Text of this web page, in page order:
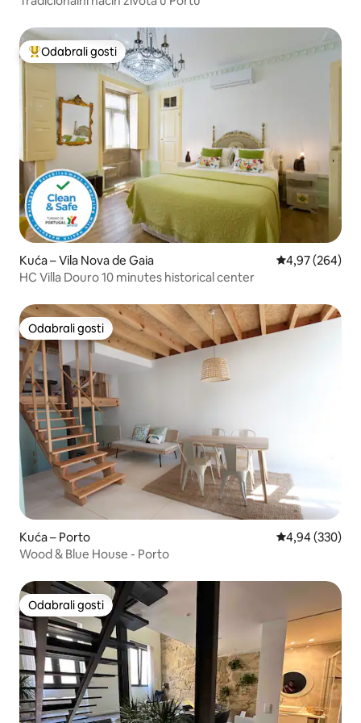
Među najviše rangiranima s oznakom „Odabrali gosti”
Odabrali gosti
Kuća – Vila Nova de Gaia Prosječna
4,97 (264)
HC Villa Douro 10 minutes historical center
Odabrali gosti
Odabrali gosti
Kuća – Porto Prosječna
4,94 (330)
Wood & Blue House - Porto
Odabrali gosti
Odabrali gosti